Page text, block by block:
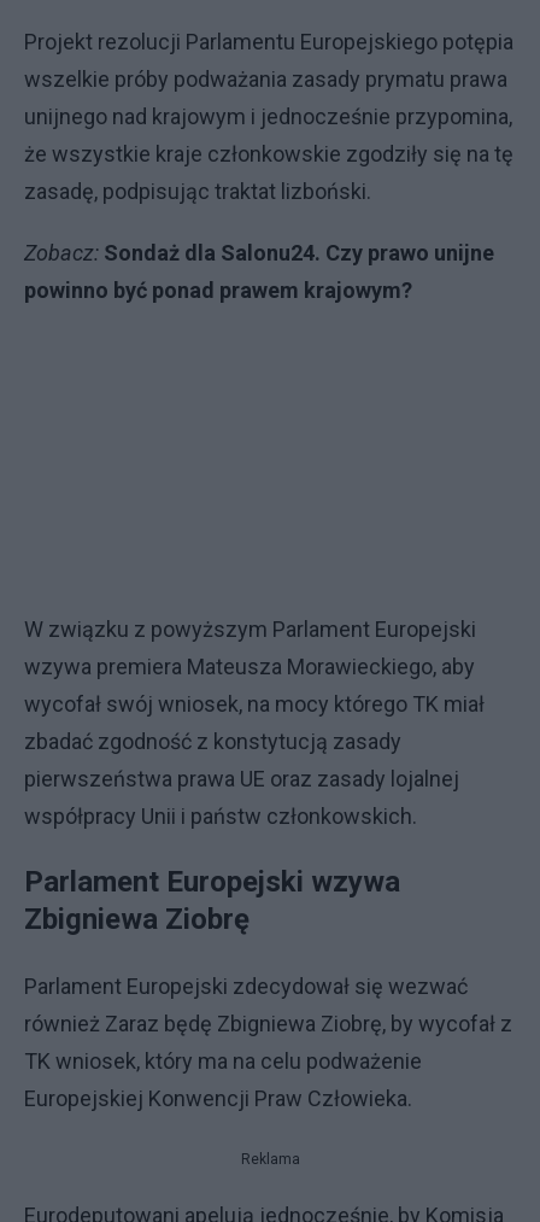
Projekt rezolucji Parlamentu Europejskiego potępia
wszelkie próby podważania zasady prymatu prawa
unijnego nad krajowym i jednocześnie przypomina,
że wszystkie kraje członkowskie zgodziły się na tę
zasadę, podpisując traktat lizboński.
Zobacz: Sondaż dla Salonu24. Czy prawo unijne
powinno być ponad prawem krajowym?
W związku z powyższym Parlament Europejski
wzywa premiera Mateusza Morawieckiego, aby
wycofał swój wniosek, na mocy którego TK miał
zbadać zgodność z konstytucją zasady
pierwszeństwa prawa UE oraz zasady lojalnej
współpracy Unii i państw członkowskich.
Parlament Europejski wzywa
Zbigniewa Ziobrę
Parlament Europejski zdecydował się wezwać
również Zaraz będę Zbigniewa Ziobrę, by wycofał z
TK wniosek, który ma na celu podważenie
Europejskiej Konwencji Praw Człowieka.
Reklama
Eurodeputowani apelują jednocześnie, by Komisja